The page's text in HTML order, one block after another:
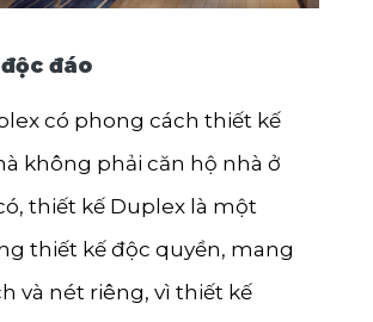
đáo
có phong cách thiết kế
không phải căn hộ nhà ở
thiết kế Duplex là một
thiết kế độc quyền, mang
và nét riêng, vì thiết kế